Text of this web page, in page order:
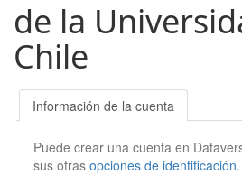
de la
Chile
Información de la cuenta
Puede crear una cuenta en
sus otrasopciones de identificación.